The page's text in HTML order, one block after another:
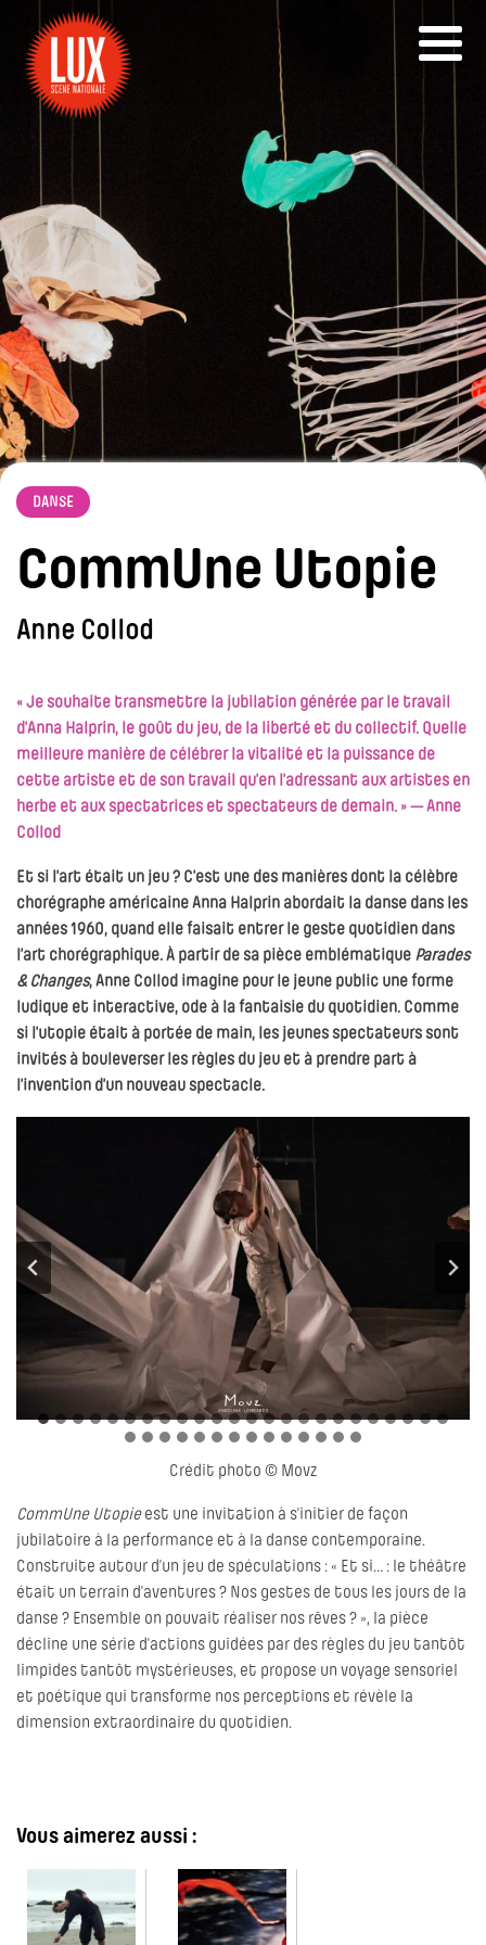
DANSE
CommUne Utopie
Anne Collod
« Je souhaite transmettre la jubilation générée par le travail
d’Anna Halprin, le goût du jeu, de la liberté et du collectif. Quelle
meilleure manière de célébrer la vitalité et la puissance de
cette artiste et de son travail qu’en l’adressant aux artistes en
herbe et aux spectatrices et spectateurs de demain. » — Anne
Collod
Et si l’art était un jeu ? C’est une des manières dont la célèbre
chorégraphe américaine Anna Halprin abordait la danse dans les
années 1960, quand elle faisait entrer le geste quotidien dans
l’art chorégraphique. À partir de sa pièce emblématique Parades
& Changes, Anne Collod imagine pour le jeune public une forme
ludique et interactive, ode à la fantaisie du quotidien. Comme
si l’utopie était à portée de main, les jeunes spectateurs sont
invités à bouleverser les règles du jeu et à prendre part à
l’invention d’un nouveau spectacle.
Crédit photo © Movz
CommUne Utopieest une invitation à s’initier de façon
jubilatoire à la performance et à la danse contemporaine.
Construite autour d’un jeu de spéculations : « Et si… : le théâtre
était un terrain d’aventures ? Nos gestes de tous les jours de la
danse ? Ensemble on pouvait réaliser nos rêves ? », la pièce
décline une série d’actions guidées par des règles du jeu tantôt
limpides tantôt mystérieuses, et propose un voyage sensoriel
et poétique qui transforme nos perceptions et révèle la
dimension extraordinaire du quotidien.
Vous aimerez aussi :